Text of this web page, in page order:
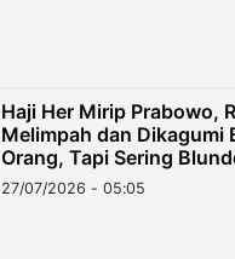
Haji Her Mirip Prabowo,
Melimpah dan Dikagumi
Orang, Tapi Sering
27/07/2026 - 05:05